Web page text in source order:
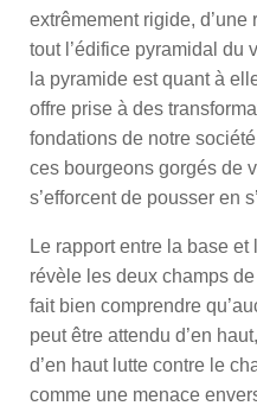
extrêmement rigide,
tout l’édifice pyramidal du
la pyramide est quant à
offre prise à des
fondations de notre
ces bourgeons gorgés de
s’efforcent de pousser en
Le rapport entre la base
révèle les deux champs
fait bien comprendre
peut être attendu d’en
d’en haut lutte contre le
comme une menace